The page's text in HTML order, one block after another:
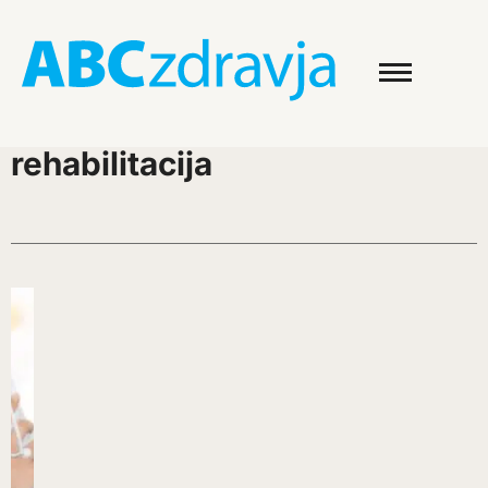
rehabilitacija